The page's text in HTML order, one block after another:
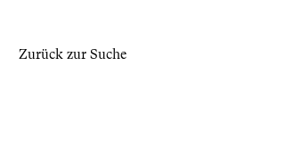
Zurück zur Suche